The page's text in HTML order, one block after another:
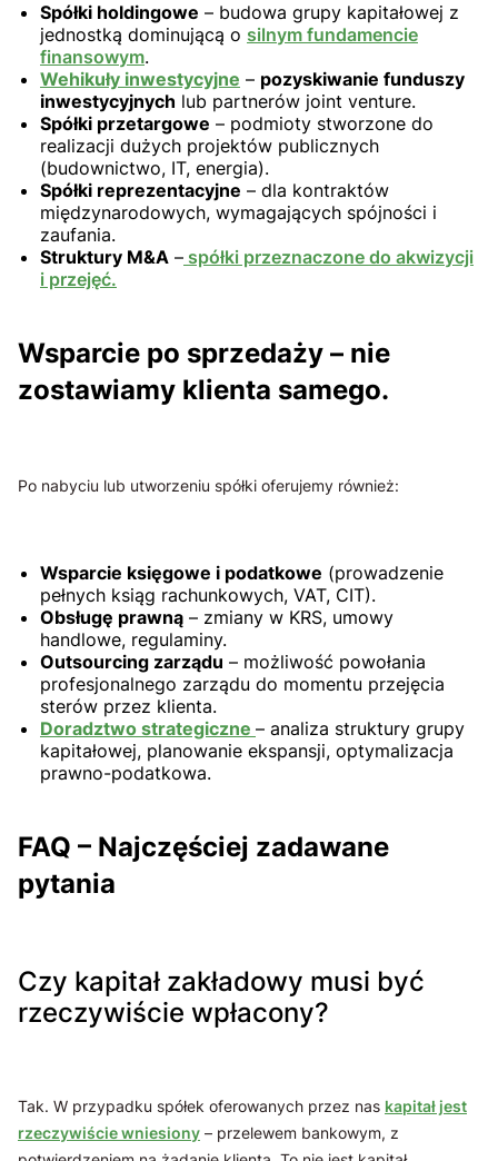
Spółki holdingowe – budowa grupy kapitałowej z
jednostką dominującą o silnym fundamencie
finansowym.
Wehikuły inwestycyjne – pozyskiwanie funduszy
inwestycyjnych lub partnerów joint venture.
Spółki przetargowe – podmioty stworzone do
realizacji dużych projektów publicznych
(budownictwo, IT, energia).
Spółki reprezentacyjne – dla kontraktów
międzynarodowych, wymagających spójności i
zaufania.
Struktury M&A – spółki przeznaczone do akwizycji
i przejęć.
Wsparcie po sprzedaży – nie
zostawiamy klienta samego.
Po nabyciu lub utworzeniu spółki oferujemy również:
Wsparcie księgowe i podatkowe (prowadzenie
pełnych ksiąg rachunkowych, VAT, CIT).
Obsługę prawną – zmiany w KRS, umowy
handlowe, regulaminy.
Outsourcing zarządu – możliwość powołania
profesjonalnego zarządu do momentu przejęcia
sterów przez klienta.
Doradztwo strategiczne – analiza struktury grupy
kapitałowej, planowanie ekspansji, optymalizacja
prawno-podatkowa.
FAQ – Najczęściej zadawane
pytania
Czy kapitał zakładowy musi być
rzeczywiście wpłacony?
Tak. W przypadku spółek oferowanych przez nas kapitał jest
rzeczywiście wniesiony – przelewem bankowym, z